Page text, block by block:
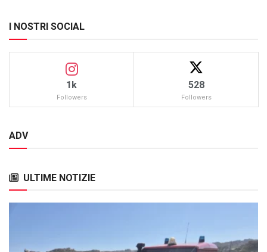
I NOSTRI SOCIAL
1k
Followers
528
Followers
ADV
ULTIME NOTIZIE